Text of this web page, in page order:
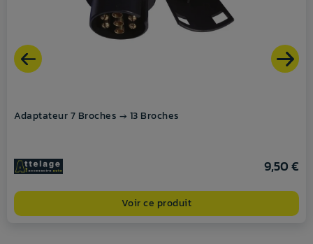
Adaptateur 7 Broches → 13 Broches
9,50 €
Voir ce produit